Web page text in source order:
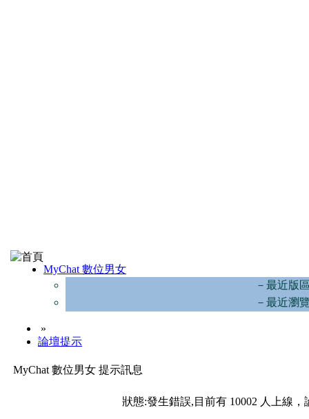
MyChat 數位男女
－最近版
－最近瀏
»
論壇提示
MyChat 數位男女 提示訊息
狀態:發生錯誤,目前有 10002 人上線